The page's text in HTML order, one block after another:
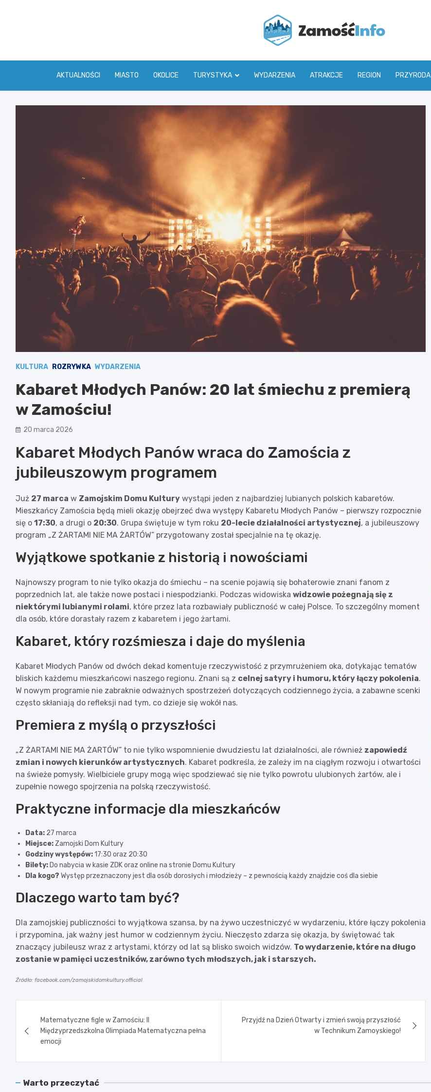
AKTUALNOŚCI MIASTO OKOLICE TURYSTYKA WYDARZENIA ATRAKCJE REGION PRZYRODA
KULTURA ROZRYWKA WYDARZENIA
Kabaret Młodych Panów: 20 lat śmiechu z premierą
w Zamościu!
20 marca 2026
Kabaret Młodych Panów wraca do Zamościa z
jubileuszowym programem
Już 27 marca w Zamojskim Domu Kultury wystąpi jeden z najbardziej lubianych polskich kabaretów.
Mieszkańcy Zamościa będą mieli okazję obejrzeć dwa występy Kabaretu Młodych Panów – pierwszy rozpocznie
się o 17:30, a drugi o 20:30. Grupa świętuje w tym roku 20-lecie działalności artystycznej, a jubileuszowy
program „Z ŻARTAMI NIE MA ŻARTÓW” przygotowany został specjalnie na tę okazję.
Wyjątkowe spotkanie z historią i nowościami
Najnowszy program to nie tylko okazja do śmiechu – na scenie pojawią się bohaterowie znani fanom z
poprzednich lat, ale także nowe postaci i niespodzianki. Podczas widowiska widzowie pożegnają się z
niektórymi lubianymi rolami, które przez lata rozbawiały publiczność w całej Polsce. To szczególny moment
dla osób, które dorastały razem z kabaretem i jego żartami.
Kabaret, który rozśmiesza i daje do myślenia
Kabaret Młodych Panów od dwóch dekad komentuje rzeczywistość z przymrużeniem oka, dotykając tematów
bliskich każdemu mieszkańcowi naszego regionu. Znani są z celnej satyry i humoru, który łączy pokolenia.
W nowym programie nie zabraknie odważnych spostrzeżeń dotyczących codziennego życia, a zabawne scenki
często skłaniają do refleksji nad tym, co dzieje się wokół nas.
Premiera z myślą o przyszłości
„Z ŻARTAMI NIE MA ŻARTÓW” to nie tylko wspomnienie dwudziestu lat działalności, ale również zapowiedź
zmian i nowych kierunków artystycznych. Kabaret podkreśla, że zależy im na ciągłym rozwoju i otwartości
na świeże pomysły. Wielbiciele grupy mogą więc spodziewać się nie tylko powrotu ulubionych żartów, ale i
zupełnie nowego spojrzenia na polską rzeczywistość.
Praktyczne informacje dla mieszkańców
Data: 27 marca
Miejsce: Zamojski Dom Kultury
Godziny występów:17:30 oraz 20:30
Bilety: Do nabycia w kasie ZDK oraz online na stronie Domu Kultury
Dla kogo? Występ przeznaczony jest dla osób dorosłych i młodzieży – z pewnością każdy znajdzie coś dla siebie
Dlaczego warto tam być?
Dla zamojskiej publiczności to wyjątkowa szansa, by na żywo uczestniczyć w wydarzeniu, które łączy pokolenia
i przypomina, jak ważny jest humor w codziennym życiu. Nieczęsto zdarza się okazja, by świętować tak
znaczący jubileusz wraz z artystami, którzy od lat są blisko swoich widzów. To wydarzenie, które na długo
zostanie w pamięci uczestników, zarówno tych młodszych, jak i starszych.
Źródło: facebook.com/zamojskidomkultury.official
wpisuMatematyczne figle w Zamościu: II
Międzyprzedszkolna Olimpiada Matematyczna pełna
emocji
Przyjdź na Dzień Otwarty i zmień swoją przyszłość
w Technikum Zamoyskiego!
Warto przeczytać